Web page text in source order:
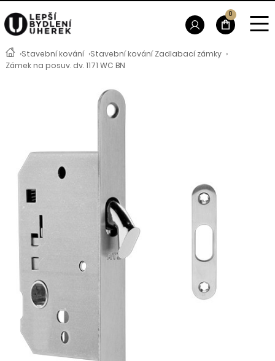
›Stavební kování ›Stavební kování Zadlabací zámky ›
Zámek na posuv. dv. 1171 WC BN
0